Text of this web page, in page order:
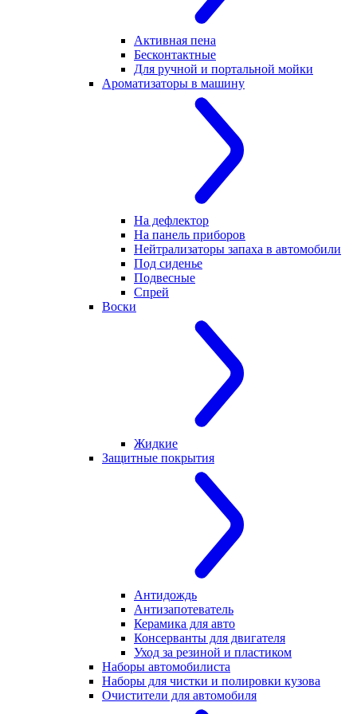
Активная пена
Бесконтактные
Для ручной и портальной мойки
Ароматизаторы в машину
На дефлектор
На панель приборов
Нейтрализаторы запаха в автомобили
Под сиденье
Подвесные
Спрей
Воски
Жидкие
Защитные покрытия
Антидождь
Антизапотеватель
Керамика для авто
Консерванты для двигателя
Уход за резиной и пластиком
Наборы автомобилиста
Наборы для чистки и полировки кузова
Очистители для автомобиля